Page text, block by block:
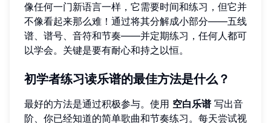
像任何一门新语言一样，它需要时间和练习，但它并
不像看起来那么难！通过将其分解成小部分——五线
谱、谱号、音符和节奏——并定期练习，任何人都可
以学会。关键是要有耐心和持之以恒。
初学者练习读乐谱的最佳方法是什么？
最好的方法是通过积极参与。使用 空白乐谱写出音
阶、你已经知道的简单歌曲和节奏练习。每天尝试视